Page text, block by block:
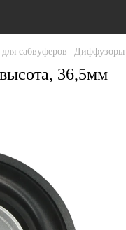
сабвуферов Диффузоры
36,5мм